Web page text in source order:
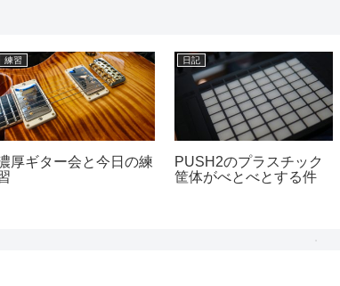
練習
厚ギター会と今日の練
日記
PUSH2のプラスチック
筐体がべとべとする件